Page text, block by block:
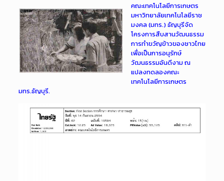
คณะเทคโนโลยีการเกษตร
มหาวิทยาลัยเทคโนโลยีราช
มงคล (มทร.) ธัญบุรีจัด
โครงการสืบสานวัฒนธรรม
การทำขวัญข้าวของชาวไทย
เพื่อเป็นการอนุรักษ์
วัฒนธรรมอันดีงาม ณ
แปลงทดลองคณะ
เทคโนโลยีการเกษตร
มทร.ธัญบุรี.